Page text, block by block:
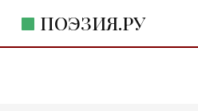
ПОЭЗИЯ.РУ